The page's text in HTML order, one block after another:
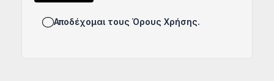
Αποδέχομαι τους Όρους Χρήσης.